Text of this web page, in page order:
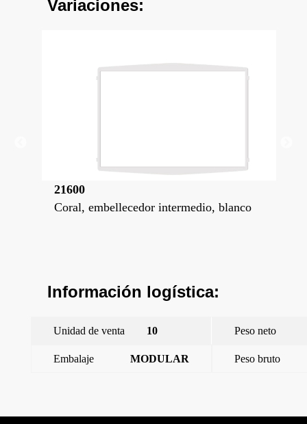
Variaciones:
embellecedor intermedio, blanco
Coral,
Información logística:
Unidad de venta 10 Peso neto
Embalaje MODULAR Peso bruto